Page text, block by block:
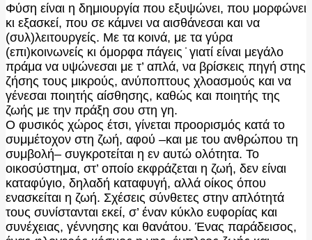
Φύση είναι η δημιουργία που εξυψώνει, που μορφώνει
κι εξασκεί, που σε κάμνει να αισθάνεσαι και να
(συλ)λειτουργείς. Με τα κοινά, με τα γύρα
(επι)κοινωνείς κι όμορφα πάγεις ̇ γιατί είναι μεγάλο
πράμα να υψώνεσαι με τ’ απλά, να βρίσκεις πηγή στης
ζήσης τους μικρούς, ανύποπτους χλοασμούς και να
γένεσαι ποιητής αίσθησης, καθώς και ποιητής της
ζωής με την πράξη σου στη γη.
Ο φυσικός χώρος έτσι, γίνεται προορισμός κατά το
συμμέτοχον στη ζωή, αφού –και με του ανθρώπου τη
συμβολή– συγκροτείται η εν αυτώ ολότητα. Το
οικοσύστημα, στ’ οποίο εκφράζεται η ζωή, δεν είναι
καταφύγιο, δηλαδή καταφυγή, αλλά οίκος όπου
ενασκείται η ζωή. Σχέσεις σύνθετες στην απλότητά
τους συνίστανται εκεί, σ’ έναν κύκλο ευφορίας και
συνέχειας, γέννησης και θανάτου. Ένας παράδεισος,